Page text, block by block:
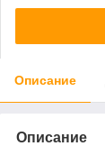
Описание
Описание